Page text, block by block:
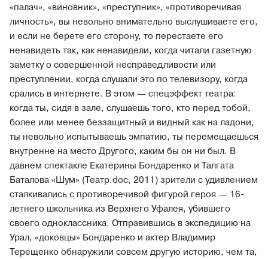
«палач», «виновник», «преступник», «противоречивая
личность», вы невольно внимательно выслушиваете его,
и если не берете его сторону, то перестаете его
ненавидеть так, как ненавидели, когда читали газетную
заметку о совершенной несправедливости или
преступлении, когда слушали это по телевизору, когда
срались в интернете. В этом — спецэффект театра:
когда ты, сидя в зале, слушаешь того, кто перед тобой,
более или менее беззащитный и видный как на ладони,
ты невольно испытываешь эмпатию, ты перемещаешься
внутренне на место Другого, каким бы он ни был. В
давнем спектакле Екатерины Бондаренко и Талгата
Баталова «Шум» (Театр.doc, 2011) зрители с удивлением
сталкивались с противоречивой фигурой героя — 16-
летнего школьника из Верхнего Уфалея, убившего
своего одноклассника. Отправившись в экспедицию на
Урал, «доковцы» Бондаренко и актер Владимир
Терещенко обнаружили совсем другую историю, чем та,